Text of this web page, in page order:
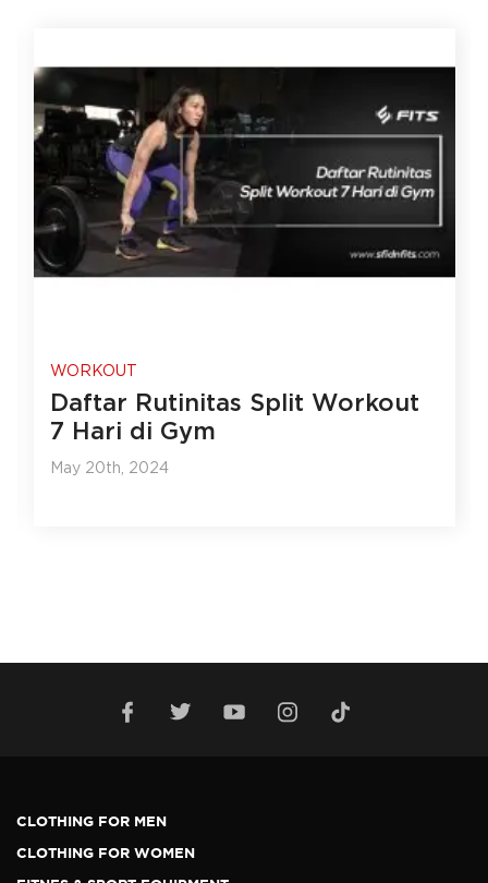
WORKOUT
Daftar Rutinitas Split Workout
7 Hari di Gym
May 20th, 2024
CLOTHING FOR MEN
CLOTHING FOR WOMEN